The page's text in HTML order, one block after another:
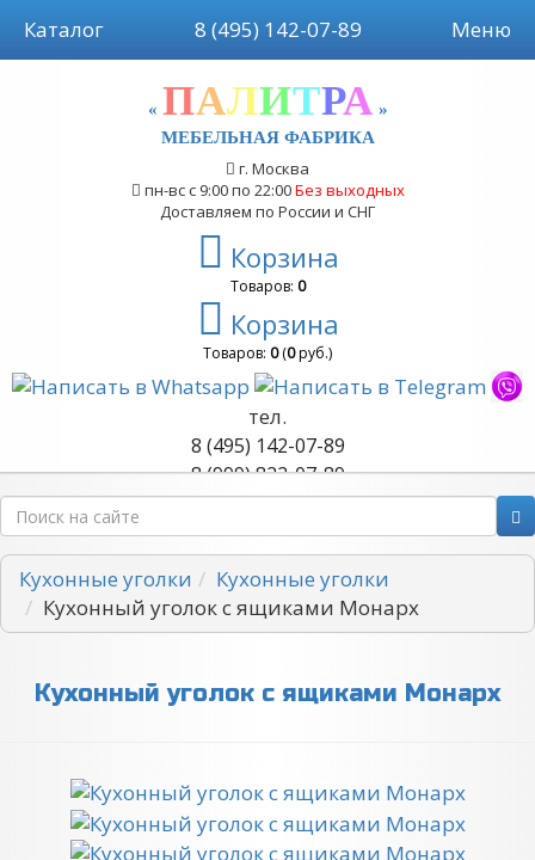
« ПАЛИТРА »
МЕБЕЛЬНАЯ ФАБРИКА
г. Москва
пн-вс с 9:00 по 22:00Без выходных
Доставляем по России и СНГ
Корзина
Товаров: 0
Корзина
Товаров: 0(0руб.)
тел.
8 (495) 142-07-89
8 (999) 822-07-89
Обратный звонок
Каталог 8 (495) 142-07-89 Меню
Кухонные уголки
Кухонные уголки
Кухонный уголок с ящиками Монарх
Кухонный уголок с ящиками Монарх